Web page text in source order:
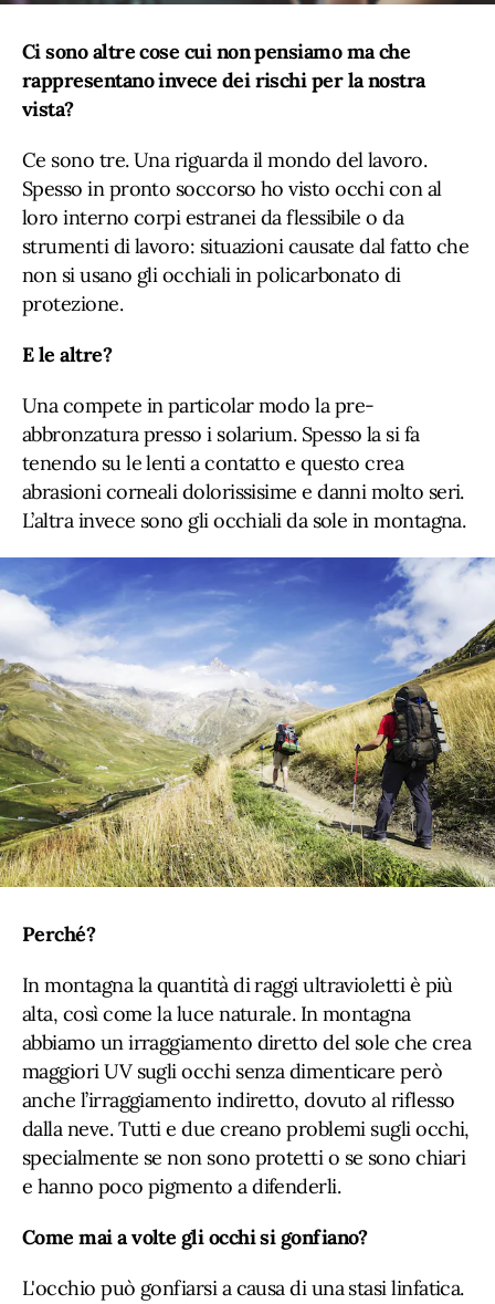
Ci sono altre cose cui non pensiamo ma che
rappresentano invece dei rischi per la nostra
vista?
Ce sono tre. Una riguarda il mondo del lavoro.
Spesso in pronto soccorso ho visto occhi con al
loro interno corpi estranei da flessibile o da
strumenti di lavoro: situazioni causate dal fatto che
non si usano gli occhiali in policarbonato di
protezione.
E le altre?
Una compete in particolar modo la pre-
abbronzatura presso i solarium. Spesso la si fa
tenendo su le lenti a contatto e questo crea
abrasioni corneali dolorissisime e danni molto seri.
L’altra invece sono gli occhiali da sole in montagna.
Perché?
In montagna la quantità di raggi ultravioletti è più
alta, così come la luce naturale. In montagna
abbiamo un irraggiamento diretto del sole che crea
maggiori UV sugli occhi senza dimenticare però
anche l’irraggiamento indiretto, dovuto al riflesso
dalla neve. Tutti e due creano problemi sugli occhi,
specialmente se non sono protetti o se sono chiari
e hanno poco pigmento a difenderli.
Come mai a volte gli occhi si gonfiano?
L'occhio può gonfiarsi a causa di una stasi linfatica.